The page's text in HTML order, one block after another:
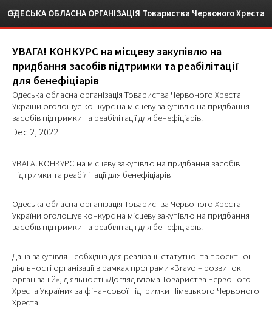
УВАГА! КОНКУРС на місцеву закупівлю на
придбання засобів підтримки та реабілітації
для бенефіціарів
Одеська обласна організація Товариства Червоного Хреста
України оголошує конкурс на місцеву закупівлю на придбання
засобів підтримки та реабілітації для бенефіціарів.
Dec 2, 2022
УВАГА! КОНКУРС на місцеву закупівлю на придбання засобів
підтримки та реабілітації для бенефіціарів
Одеська обласна організація Товариства Червоного Хреста
України оголошує конкурс на місцеву закупівлю на придбання
засобів підтримки та реабілітації для бенефіціарів.
Дана закупівля необхідна для реалізації статутної та проектної
діяльності організації в рамках програми «Bravo – розвиток
організацій», діяльності «Догляд вдома Товариства Червоного
Хреста України» за фінансової підтримки Німецького Червоного
Хреста.
ОДЕСЬКА ОБЛАСНА ОРГАНІЗАЦІЯ Товариства Червоного Хреста